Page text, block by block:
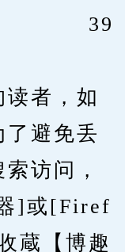
者，如
避免丢
访问，
]或[Firef
蔵【博趣